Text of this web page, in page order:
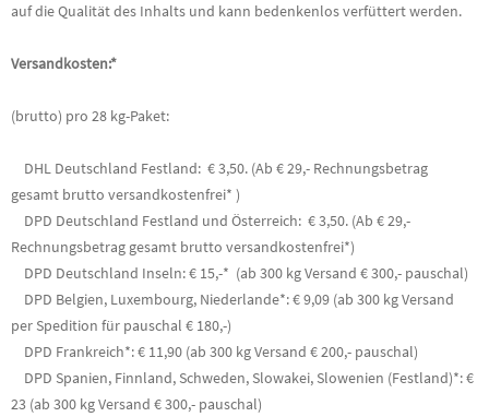
auf die Qualität des Inhalts und kann bedenkenlos verfüttert werden.
Versandkosten:*
(brutto) pro 28 kg-Paket:
DHL Deutschland Festland: € 3,50. (Ab € 29,- Rechnungsbetrag
gesamt brutto versandkostenfrei* )
DPD Deutschland Festland und Österreich: € 3,50. (Ab € 29,-
Rechnungsbetrag gesamt brutto versandkostenfrei*)
DPD Deutschland Inseln: € 15,-* (ab 300 kg Versand € 300,- pauschal)
DPD Belgien, Luxembourg, Niederlande*: € 9,09 (ab 300 kg Versand
per Spedition für pauschal € 180,-)
DPD Frankreich*: € 11,90 (ab 300 kg Versand € 200,- pauschal)
DPD Spanien, Finnland, Schweden, Slowakei, Slowenien (Festland)*: €
23 (ab 300 kg Versand € 300,- pauschal)